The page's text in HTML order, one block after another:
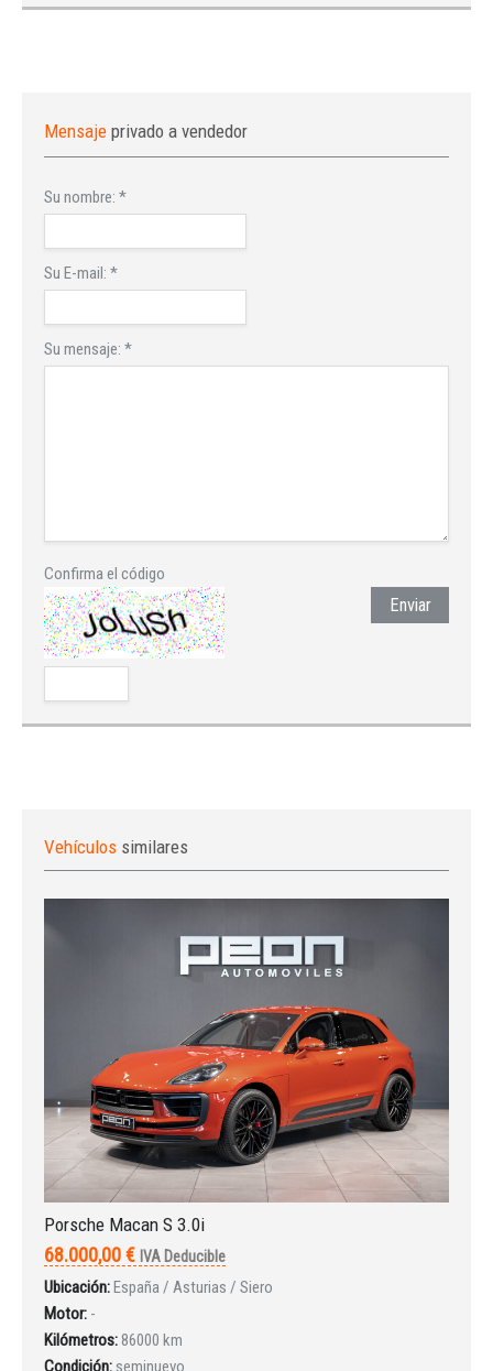
Iniciar sesión
Mensaje privado a vendedor
Su nombre: *
Su E-mail: *
Su mensaje: *
Confirma el código
Enviar
Vehículos similares
Porsche Macan S 3.0i
68.000,00 € IVA Deducible
Ubicación:España / Asturias / Siero
Motor: -
Kilómetros: 86000 km
Condición: seminuevo